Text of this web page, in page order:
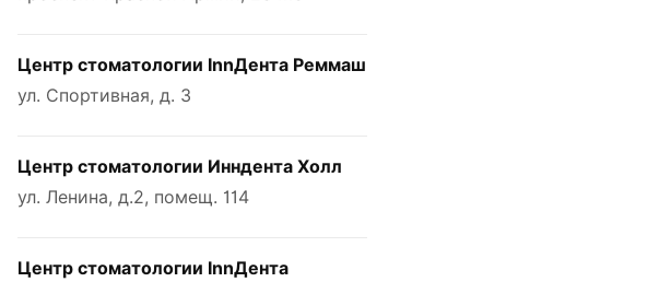
Центр стоматологии InnДента Реммаш
ул. Спортивная, д. 3
Центр стоматологии Инндента Холл
ул. Ленина, д.2, помещ. 114
Центр стоматологии InnДента